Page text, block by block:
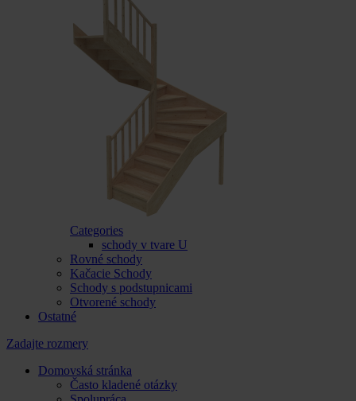
Categories
schody v tvare U
Rovné schody
Kačacie Schody
Schody s podstupnicami
Otvorené schody
Ostatné
Zadajte rozmery
Domovská stránka
Často kladené otázky